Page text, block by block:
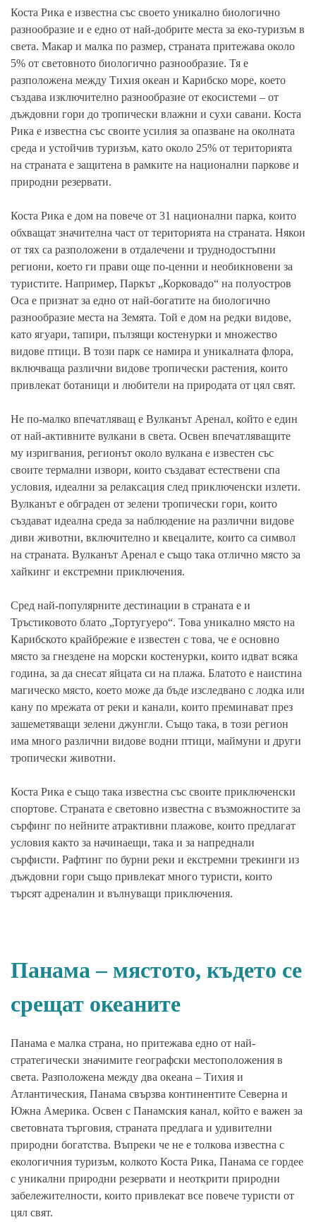
Коста Рика е известна със своето уникално биологично
разнообразие и е едно от най-добрите места за еко-туризъм в
света. Макар и малка по размер, страната притежава около
5% от световното биологично разнообразие. Тя е
разположена между Тихия океан и Карибско море, което
създава изключително разнообразие от екосистеми – от
дъждовни гори до тропически влажни и сухи савани. Коста
Рика е известна със своите усилия за опазване на околната
среда и устойчив туризъм, като около 25% от територията
на страната е защитена в рамките на национални паркове и
природни резервати.
Коста Рика е дом на повече от 31 национални парка, които
обхващат значителна част от територията на страната. Някои
от тях са разположени в отдалечени и труднодостъпни
региони, което ги прави още по-ценни и необикновени за
туристите. Например, Паркът „Корковадо“ на полуостров
Оса е признат за едно от най-богатите на биологично
разнообразие места на Земята. Той е дом на редки видове,
като ягуари, тапири, пълзящи костенурки и множество
видове птици. В този парк се намира и уникалната флора,
включваща различни видове тропически растения, които
привлекат ботаници и любители на природата от цял свят.
Не по-малко впечатляващ е Вулканът Аренал, който е един
от най-активните вулкани в света. Освен впечатляващите
му изригвания, регионът около вулкана е известен със
своите термални извори, които създават естествени спа
условия, идеални за релаксация след приключенски излети.
Вулканът е обграден от зелени тропически гори, които
създават идеална среда за наблюдение на различни видове
диви животни, включително и квецалите, които са символ
на страната. Вулканът Аренал е също така отлично място за
хайкинг и екстремни приключения.
Сред най-популярните дестинации в страната е и
Тръстиковото блато „Тортугуеро“. Това уникално място на
Карибското крайбрежие е известен с това, че е основно
място за гнездене на морски костенурки, които идват всяка
година, за да снесат яйцата си на плажа. Блатото е наистина
магическо място, което може да бъде изследвано с лодка или
кану по мрежата от реки и канали, които преминават през
зашеметяващи зелени джунгли. Също така, в този регион
има много различни видове водни птици, маймуни и други
тропически животни.
Коста Рика е също така известна със своите приключенски
спортове. Страната е световно известна с възможностите за
сърфинг по нейните атрактивни плажове, които предлагат
условия както за начинаещи, така и за напреднали
сърфисти. Рафтинг по бурни реки и екстремни трекинги из
дъждовни гори също привлекат много туристи, които
търсят адреналин и вълнуващи приключения.
Панама – мястото, където се
срещат океаните
Панама е малка страна, но притежава едно от най-
стратегически значимите географски местоположения в
света. Разположена между два океана – Тихия и
Атлантическия, Панама свързва континентите Северна и
Южна Америка. Освен с Панамския канал, който е важен за
световната търговия, страната предлага и удивителни
природни богатства. Въпреки че не е толкова известна с
екологичния туризъм, колкото Коста Рика, Панама се гордее
с уникални природни резервати и неоткрити природни
забележителности, които привлекат все повече туристи от
цял свят.